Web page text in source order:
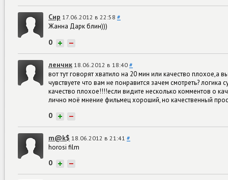
Сир 17.06.2012 в 22:58 #
Жанна Дарк блин)))
0 + −
ленчик 18.06.2012 в 18:40 #
вот тут говорят хватило на 20 мин или качество плохое,а
чувствуете что вам не понравится зачем смотреть?
качество плохое!!!!если видите несколько комментов о
лично моё мнение фильмец хороший, но качественный
0 + −
m@k$ 18.06.2012 в 21:41 #
horosi film
0 + −